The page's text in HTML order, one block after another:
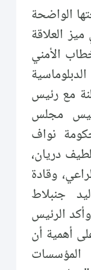
الواضحة
العلاقة
الأمني
مع رئيس
مجلس
نواف
دريان،
وقادة
جنبلاط
الرئيس
أهمية أن